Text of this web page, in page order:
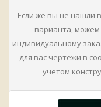
Если же вы не нашли
варианта, можем
индивидуальному
для вас чертежи в
учетом